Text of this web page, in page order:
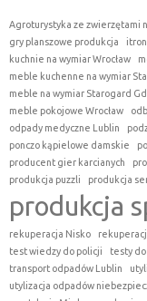
Agroturystyka ze zwierzętami
gry planszowe produkcja
itron
kuchnie na wymiar Wrocław
meble kuchenne na wymiar
meble na wymiar Starogard
meble pokojowe Wrocław
odpady medyczne Lublin
ponczo kąpielowe damskie
producent gier karcianych
produkcja puzzli
produkcja
produkcja
rekuperacja Nisko
test wiedzy do policji
testy
transport odpadów Lublin
utylizacja odpadów